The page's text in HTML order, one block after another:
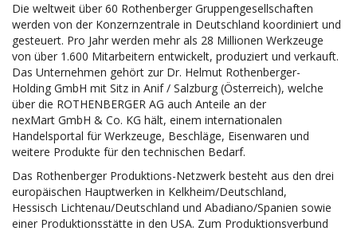
Die weltweit über 60 Rothenberger Gruppengesellschaften
werden von der Konzernzentrale in Deutschland koordiniert und
gesteuert. Pro Jahr werden mehr als 28 Millionen Werkzeuge
von über 1.600 Mitarbeitern entwickelt, produziert und verkauft.
Das Unternehmen gehört zur Dr. Helmut Rothenberger-
Holding GmbH mit Sitz in Anif / Salzburg (Österreich), welche
über die ROTHENBERGER AG auch Anteile an der
nexMart GmbH & Co. KG hält, einem internationalen
Handelsportal für Werkzeuge, Beschläge, Eisenwaren und
weitere Produkte für den technischen Bedarf.
Das Rothenberger Produktions-Netzwerk besteht aus den drei
europäischen Hauptwerken in Kelkheim/Deutschland,
Hessisch Lichtenau/Deutschland und Abadiano/Spanien sowie
einer Produktionsstätte in den USA. Zum Produktionsverbund